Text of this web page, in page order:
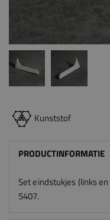
Kunststof
PRODUCTINFORMATIE
Set eindstukjes (links
5407.